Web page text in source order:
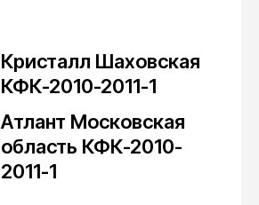
Кристалл Шаховская
КФК-2010-2011-1
Атлант Московская
область КФК-2010-
2011-1